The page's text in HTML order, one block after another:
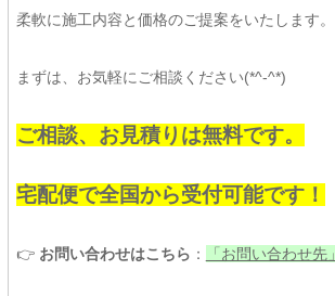
柔軟に施工内容と価格のご提案をいたします。
まずは、お気軽にご相談ください(*^-^*)
ご相談、お見積りは無料です。
宅配便で全国から受付可能です！
👉 お問い合わせはこちら ： 「お問い合わせ先」